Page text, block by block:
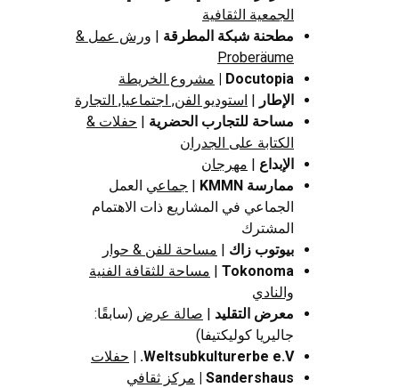
الجمعية الثقافية
مطحنة شبكة المطرقة
ورش عمل &
Proberäume
Docutopia
مشروع الخريطة
الإطار
استوديو الفن, اجتماعيا, التجارة
مساحة للتجارب الحضرية
حفلات &
الكتابة على الجدران
الإبداع
مهرجان
ممارسة KMMN
جماعي العمل
الجماعي في المشاريع ذات الاهتمام
المشترك
بيوتوب زاك
مساحة للفن & حوار
Tokonoma
مساحة للثقافة الفنية
والنادي
معرض التقليد
صالة عرض (سابقًا:
جاليريا كوليكتيفا)
Weltsubkulturerbe e.V. |
حفلات
Sandershaus |
مركز ثقافي